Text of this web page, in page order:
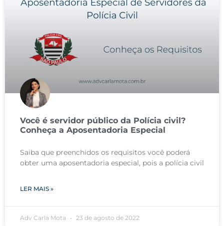
Você é servidor público da Polícia civil?
Conheça a Aposentadoria Especial
Saiba que preenchidos os requisitos você poderá
obter uma aposentadoria especial, pois a polícia civil
LER MAIS »
Adv Carla Mota 23 de agosto de 2022